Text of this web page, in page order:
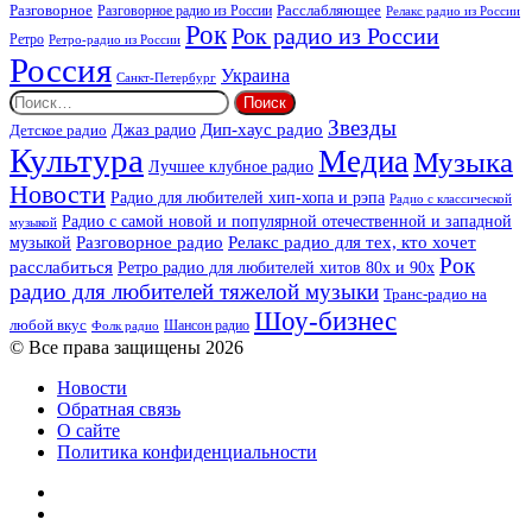
Разговорное Разговорное радио из России Расслабляющее Релакс радио из России
Ретро Ретро-радио из России РокРок радио из России
Россия Санкт-Петербург Украина
Найти:
Детское радио Джаз радио Дип-хаус радио Звезды
Культура Лучшее клубное радио МедиаМузыка
Новости Радио для любителей хип-хопа и рэпа Радио с классической
музыкой Радио с самой новой и популярной отечественной и западной
музыкой Разговорное радио Релакс радио для тех, кто хочет
расслабиться Ретро радио для любителей хитов 80х и 90х Рок
радио для любителей тяжелой музыки Транс-радио на
любой вкус Фолк радио Шансон радио Шоу-бизнес
© Все права защищены 2026
Новости
Обратная связь
О сайте
Политика конфиденциальности